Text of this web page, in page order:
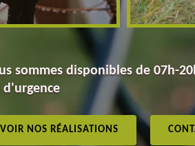
sommes disponibles de 07h-
d'urgence
VOIR NOS RÉALISATIONS